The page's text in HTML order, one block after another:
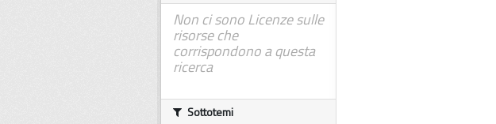
Non ci sono Licenze sulle
risorse che
corrispondono a questa
ricerca
Sottotemi